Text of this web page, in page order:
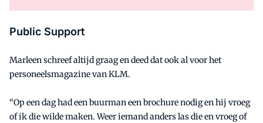
Public Support
Marleen schreef altijd graag en deed dat ook al voor het
personeelsmagazine van KLM.
“Op een dag had een buurman een brochure nodig en hij vroeg
of ik die wilde maken. Weer iemand anders las die en vroeg of